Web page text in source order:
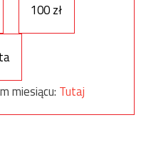
100 zł
miesiącu: Tutaj